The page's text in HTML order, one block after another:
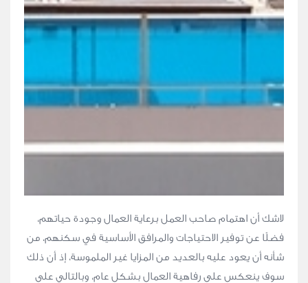
لاشك أن اهتمام صاحب العمل برعاية العمال وجودة حياتهم،
فضلًا عن توفير الاحتياجات والمرافق الأساسية في سكنهم، من
شأنه أن يعود عليه بالعديد من المزايا غير الملموسة، إذ أن ذلك
سوف ينعكس على رفاهية العمال بشكل عام، وبالتالي على